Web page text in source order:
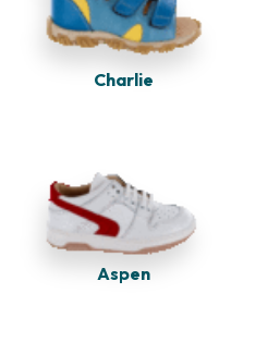
Charlie
Aspen